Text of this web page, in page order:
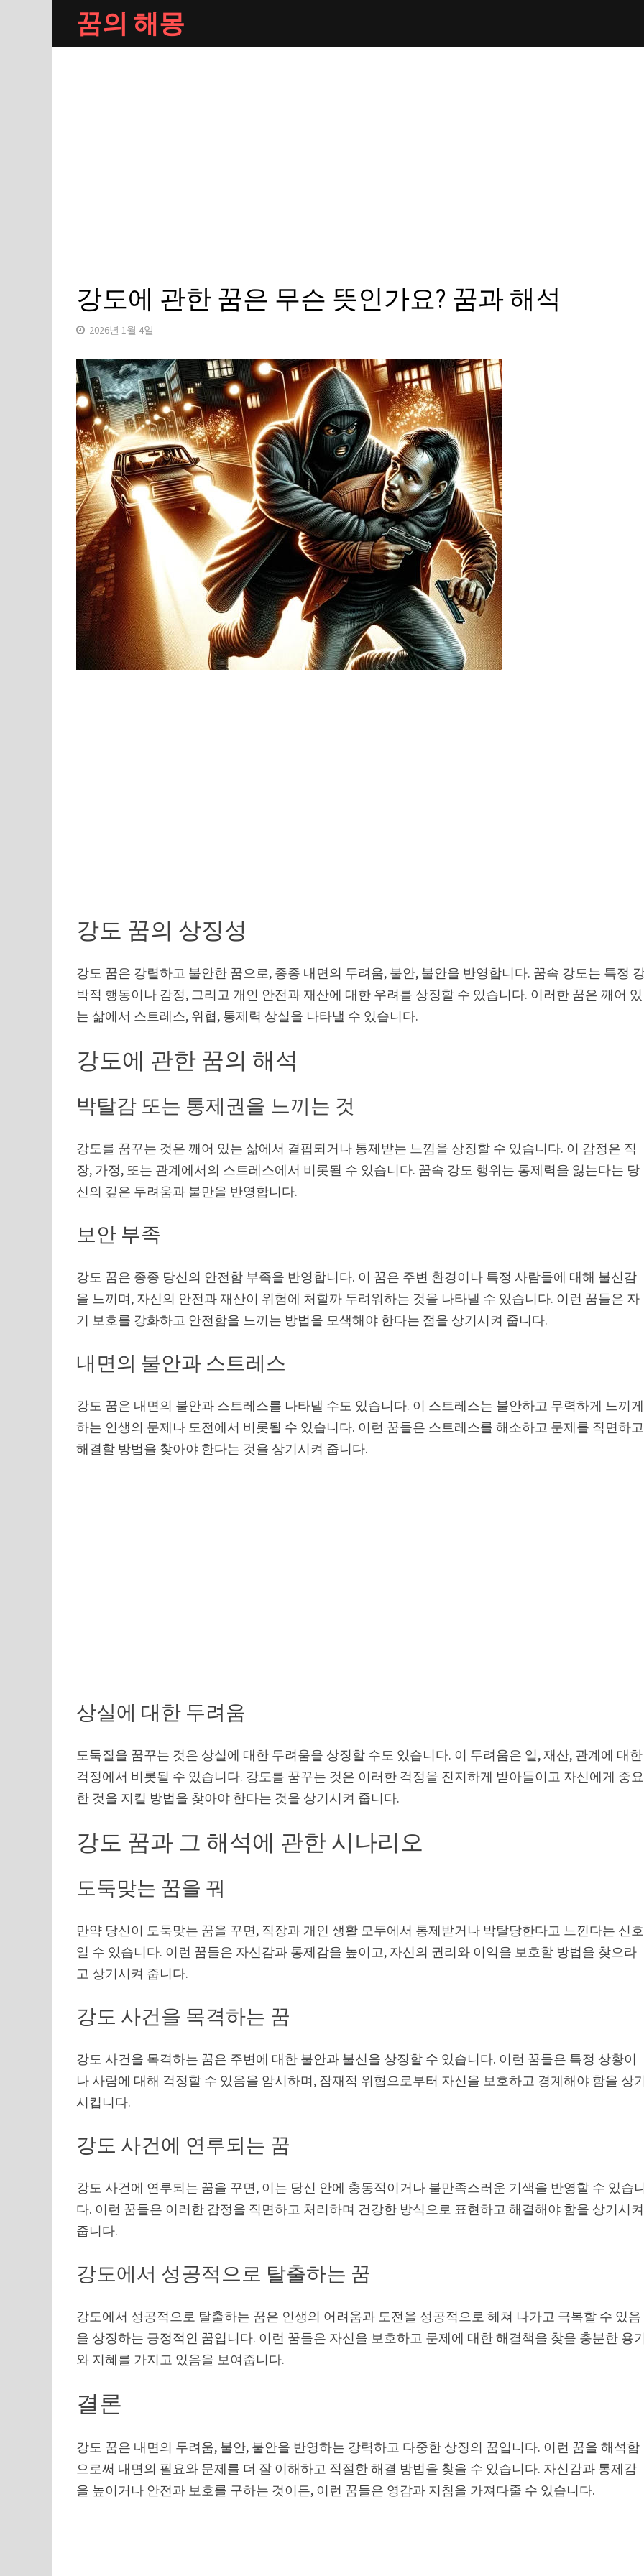
content
꿈의 해몽
강도에 관한 꿈은 무슨 뜻인가요? 꿈과 해석
2026년 1월 4일
강도 꿈의 상징성
강도 꿈은 강렬하고 불안한 꿈으로, 종종 내면의 두려움, 불안, 불안을 반영합니다. 꿈속 강도는 특정
박적 행동이나 감정, 그리고 개인 안전과 재산에 대한 우려를 상징할 수 있습니다. 이러한 꿈은 깨어 있
는 삶에서 스트레스, 위협, 통제력 상실을 나타낼 수 있습니다.
강도에 관한 꿈의 해석
박탈감 또는 통제권을 느끼는 것
강도를 꿈꾸는 것은 깨어 있는 삶에서 결핍되거나 통제받는 느낌을 상징할 수 있습니다. 이 감정은 직
장, 가정, 또는 관계에서의 스트레스에서 비롯될 수 있습니다. 꿈속 강도 행위는 통제력을 잃는다는 당
신의 깊은 두려움과 불만을 반영합니다.
보안 부족
강도 꿈은 종종 당신의 안전함 부족을 반영합니다. 이 꿈은 주변 환경이나 특정 사람들에 대해 불신감
을 느끼며, 자신의 안전과 재산이 위험에 처할까 두려워하는 것을 나타낼 수 있습니다. 이런 꿈들은 자
기 보호를 강화하고 안전함을 느끼는 방법을 모색해야 한다는 점을 상기시켜 줍니다.
내면의 불안과 스트레스
강도 꿈은 내면의 불안과 스트레스를 나타낼 수도 있습니다. 이 스트레스는 불안하고 무력하게 느끼게
하는 인생의 문제나 도전에서 비롯될 수 있습니다. 이런 꿈들은 스트레스를 해소하고 문제를 직면하고
해결할 방법을 찾아야 한다는 것을 상기시켜 줍니다.
상실에 대한 두려움
도둑질을 꿈꾸는 것은 상실에 대한 두려움을 상징할 수도 있습니다. 이 두려움은 일, 재산, 관계에 대한
걱정에서 비롯될 수 있습니다. 강도를 꿈꾸는 것은 이러한 걱정을 진지하게 받아들이고 자신에게 중요
한 것을 지킬 방법을 찾아야 한다는 것을 상기시켜 줍니다.
강도 꿈과 그 해석에 관한 시나리오
도둑맞는 꿈을 꿔
만약 당신이 도둑맞는 꿈을 꾸면, 직장과 개인 생활 모두에서 통제받거나 박탈당한다고 느낀다는 신호
일 수 있습니다. 이런 꿈들은 자신감과 통제감을 높이고, 자신의 권리와 이익을 보호할 방법을 찾으라
고 상기시켜 줍니다.
강도 사건을 목격하는 꿈
강도 사건을 목격하는 꿈은 주변에 대한 불안과 불신을 상징할 수 있습니다. 이런 꿈들은 특정 상황이
나 사람에 대해 걱정할 수 있음을 암시하며, 잠재적 위협으로부터 자신을 보호하고 경계해야 함을 상
시킵니다.
강도 사건에 연루되는 꿈
강도 사건에 연루되는 꿈을 꾸면, 이는 당신 안에 충동적이거나 불만족스러운 기색을 반영할 수 있습
다. 이런 꿈들은 이러한 감정을 직면하고 처리하며 건강한 방식으로 표현하고 해결해야 함을 상기시켜
줍니다.
강도에서 성공적으로 탈출하는 꿈
강도에서 성공적으로 탈출하는 꿈은 인생의 어려움과 도전을 성공적으로 헤쳐 나가고 극복할 수 있음
을 상징하는 긍정적인 꿈입니다. 이런 꿈들은 자신을 보호하고 문제에 대한 해결책을 찾을 충분한 용
와 지혜를 가지고 있음을 보여줍니다.
결론
강도 꿈은 내면의 두려움, 불안, 불안을 반영하는 강력하고 다중한 상징의 꿈입니다. 이런 꿈을 해석함
으로써 내면의 필요와 문제를 더 잘 이해하고 적절한 해결 방법을 찾을 수 있습니다. 자신감과 통제감
을 높이거나 안전과 보호를 구하는 것이든, 이런 꿈들은 영감과 지침을 가져다줄 수 있습니다.